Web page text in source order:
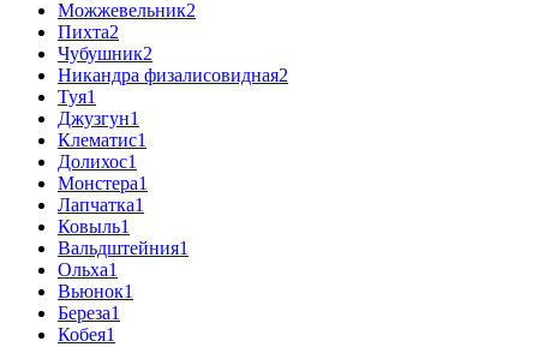
Можжевельник2
Пихта2
Чубушник2
Никандра физалисовидная2
Туя1
Джузгун1
Клематис1
Долихос1
Монстера1
Лапчатка1
Ковыль1
Вальдштейния1
Ольха1
Вьюнок1
Береза1
Кобея1